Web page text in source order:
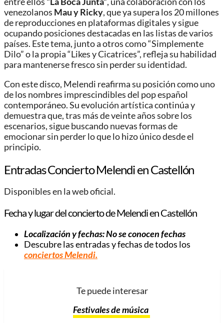
venezolanos Mau y Ricky, que ya supera los 20 millones
de reproducciones en plataformas digitales y sigue
ocupando posiciones destacadas en las listas de varios
países. Este tema, junto a otros como “Simplemente
Dilo” o la propia “Likes y Cicatrices”, refleja su habilidad
para mantenerse fresco sin perder su identidad.
Con este disco, Melendi reafirma su posición como uno
de los nombres imprescindibles del pop español
contemporáneo. Su evolución artística continúa y
demuestra que, tras más de veinte años sobre los
escenarios, sigue buscando nuevas formas de
emocionar sin perder lo que lo hizo único desde el
principio.
Entradas Concierto Melendi en Castellón
Disponibles en la web oficial.
Fecha y lugar del concierto de Melendi en Castellón
Localización y fechas: No se conocen fechas
Descubre las entradas y fechas de todos los
conciertos Melendi.
Te puede interesar
Festivales de música